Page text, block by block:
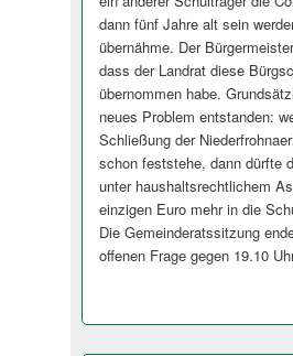
dann fünf Jahre alt sein
übernähme. Der
dass der Landrat diese
übernommen habe.
neues Problem entstanden:
Schließung der
schon feststehe, dann dürfte
unter haushaltsrechtlichem
einzigen Euro mehr in die
Die Gemeinderatssitzung
offenen Frage gegen 19.10